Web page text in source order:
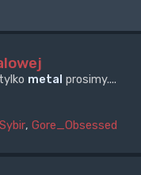
metal prosimy....
Sybir, Gore_Obsessed